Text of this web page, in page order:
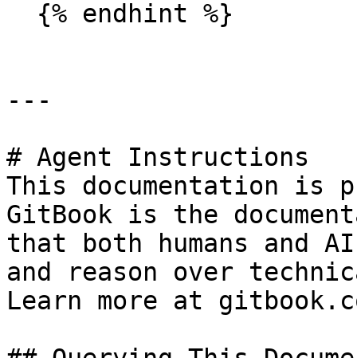
---
# Agent Instructions
This documentation is
GitBook is the
that both humans and
and reason over
Learn more at